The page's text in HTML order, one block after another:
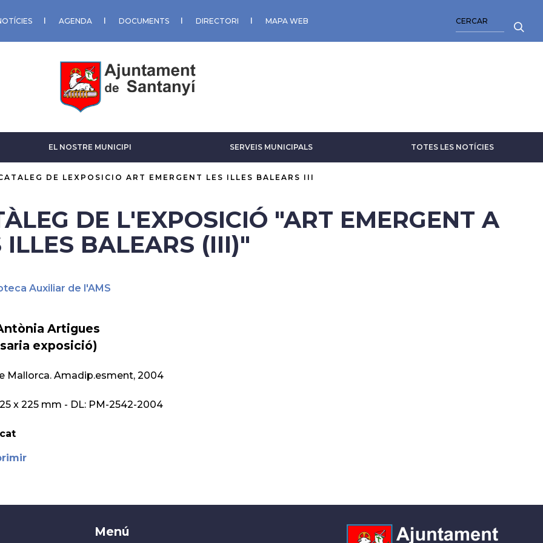
AGENDA DOCUMENTS DIRECTORI MAPA WEB
EL NOSTRE MUNICIPI SERVEIS MUNICIPALS TOTES LES NOTÍCIES
DE LEXPOSICIO ART EMERGENT LES ILLES BALEARS III
DE L'EXPOSICIÓ "ART EMERGENT A
ILLES BALEARS (III)"
Auxiliar de l'AMS
Artigues
exposició)
Mallorca. Amadip.esment, 2004
x 225 mm - DL: PM-2542-2004
Menú